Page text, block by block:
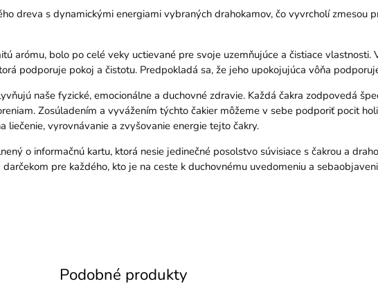
dreva s dynamickými energiami vybraných drahokamov, čo vyvrcholí zmesou
arómu, bolo po celé veky uctievané pre svoje uzemňujúce a čistiace vlastnosti.
podporuje pokoj a čistotu. Predpokladá sa, že jeho upokojujúca vôňa
naše fyzické, emocionálne a duchovné zdravie. Každá čakra zodpovedá
Zosúladením a vyvážením týchto čakier môžeme v sebe podporiť pocit
liečenie, vyrovnávanie a zvyšovanie energie tejto čakry.
o informačnú kartu, ktorá nesie jedinečné posolstvo súvisiace s čakrou a
pre každého, kto je na ceste k duchovnému uvedomeniu a
Podobné produkty